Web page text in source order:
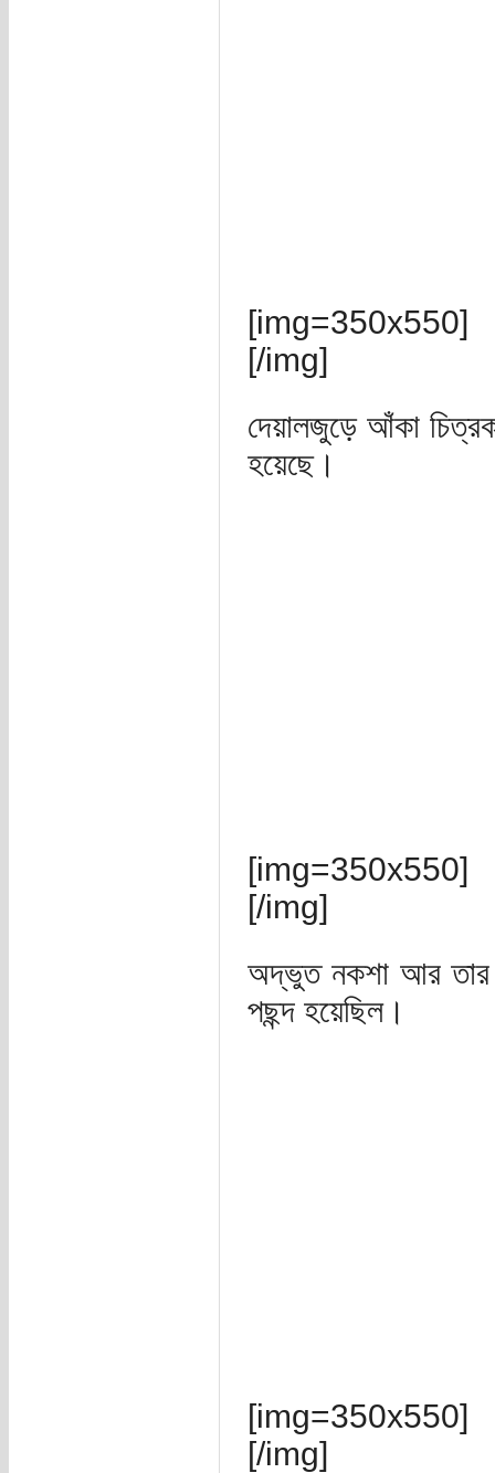
[img=350x550]
[/img]
দেয়ালজুড়ে আঁকা
হয়েছে।
[img=350x550]
[/img]
অদ্ভুত নকশা আর তার
পছন্দ হয়েছিল।
[img=350x550]
[/img]